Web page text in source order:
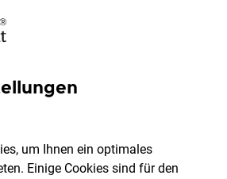
Front Office
Terzer GmbH
um Ihnen ein optimales
Einige Cookies sind für den